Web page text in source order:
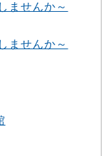
ませんか～
ませんか～